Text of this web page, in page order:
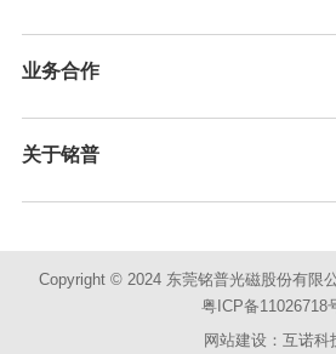
业务合作
关于铭普
Copyright © 2024 东莞铭普光磁股份有限
粤ICP备11026718
网站建设：互诺科